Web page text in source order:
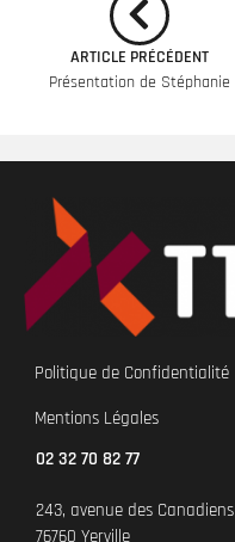
ARTICLE PRÉCÉDENT
Présentation de Stéphanie
Politique de Confidentialité
Mentions Légales
02 32 70 82 77
243, avenue des Canadiens
76760 Yerville